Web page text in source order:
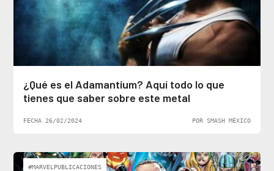
¿Qué es el Adamantium? Aquí todo lo que
tienes que saber sobre este metal
FECHA 26/02/2024 POR SMASH MÉXICO
#MARVELPUBLICACIONES